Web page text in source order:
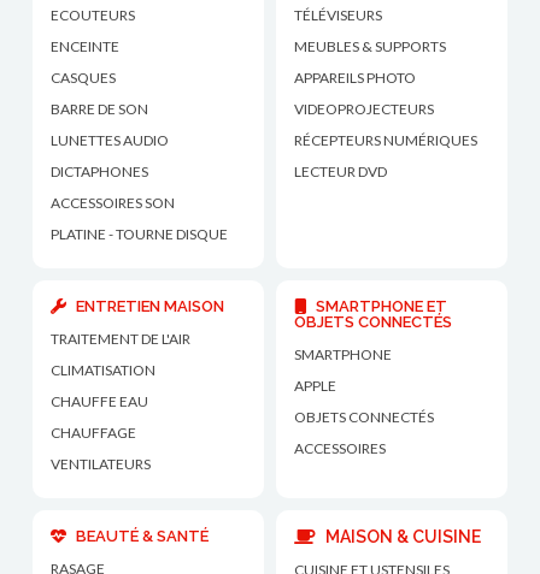
ECOUTEURS
ENCEINTE
CASQUES
BARRE DE SON
LUNETTES AUDIO
DICTAPHONES
ACCESSOIRES SON
PLATINE - TOURNE DISQUE
TÉLÉVISEURS
MEUBLES & SUPPORTS
APPAREILS PHOTO
VIDEOPROJECTEURS
RÉCEPTEURS NUMÉRIQUES
LECTEUR DVD
ENTRETIEN MAISON
TRAITEMENT DE L'AIR
CLIMATISATION
CHAUFFE EAU
CHAUFFAGE
VENTILATEURS
SMARTPHONE ET
OBJETS CONNECTÉS
SMARTPHONE
APPLE
OBJETS CONNECTÉS
ACCESSOIRES
BEAUTÉ & SANTÉ
RASAGE
MAISON & CUISINE
CUISINE ET USTENSILES